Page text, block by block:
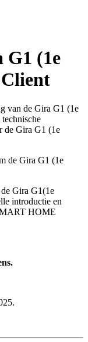
(1e
van de Gira G1 (1e
de Gira G1 (1e
de Gira G1 (1e
Gira G1(1e
introductie en
HOME